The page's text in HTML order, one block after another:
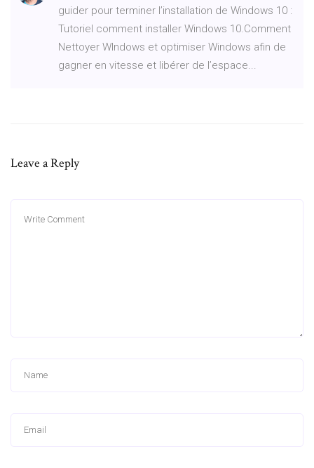
guider pour terminer l’installation de Windows 10 :
Tutoriel comment installer Windows 10.Comment
Nettoyer WIndows et optimiser Windows afin de
gagner en vitesse et libérer de l’espace...
Leave a Reply